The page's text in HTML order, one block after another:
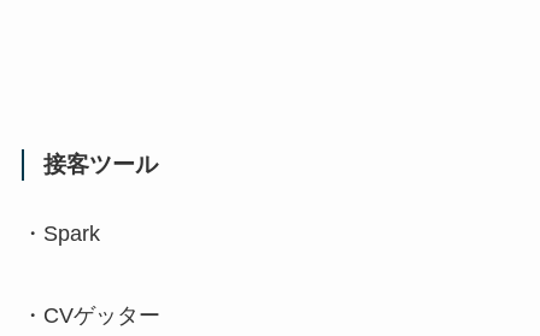
接客ツール
・ Spark
・ CVゲッター